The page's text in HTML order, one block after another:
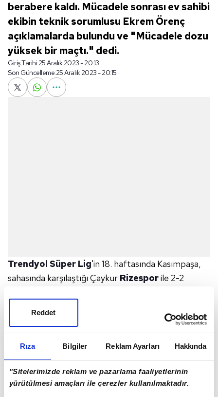
Rıza Bilgiler Reklam Ayarları Hakkında
"Sitelerimizde reklam ve pazarlama faaliyetlerinin
yürütülmesi amaçları ile çerezler kullanılmaktadır.
Reddet
berabere kaldı. Mücadele sonrası ev sahibi
ekibin teknik sorumlusu Ekrem Örenç
açıklamalarda bulundu ve "Mücadele dozu
yüksek bir maçtı." dedi.
Giriş Tarihi:25 Aralık 2023 - 20:13
Son Güncelleme:25 Aralık 2023 - 20:15
Trendyol Süper Lig'in 18. haftasında Kasımpaşa,
sahasında karşılaştığı Çaykur Rizesporile 2-2
Sorumlusu Ekrem Örenç, "Senenin son maçında
galibiyet için sahaya çıktık. İlk dakikasından itibaren
üstün oynadığımızı düşünüyorum. Pozisyonlara
girdik. Penaltı kazandık ama kaybettik. Olabilir.
Futbolda bunlar var. Daha sonrasında da
pozisyonlara girdik. Farkı açabilirdik. Rakibimiz